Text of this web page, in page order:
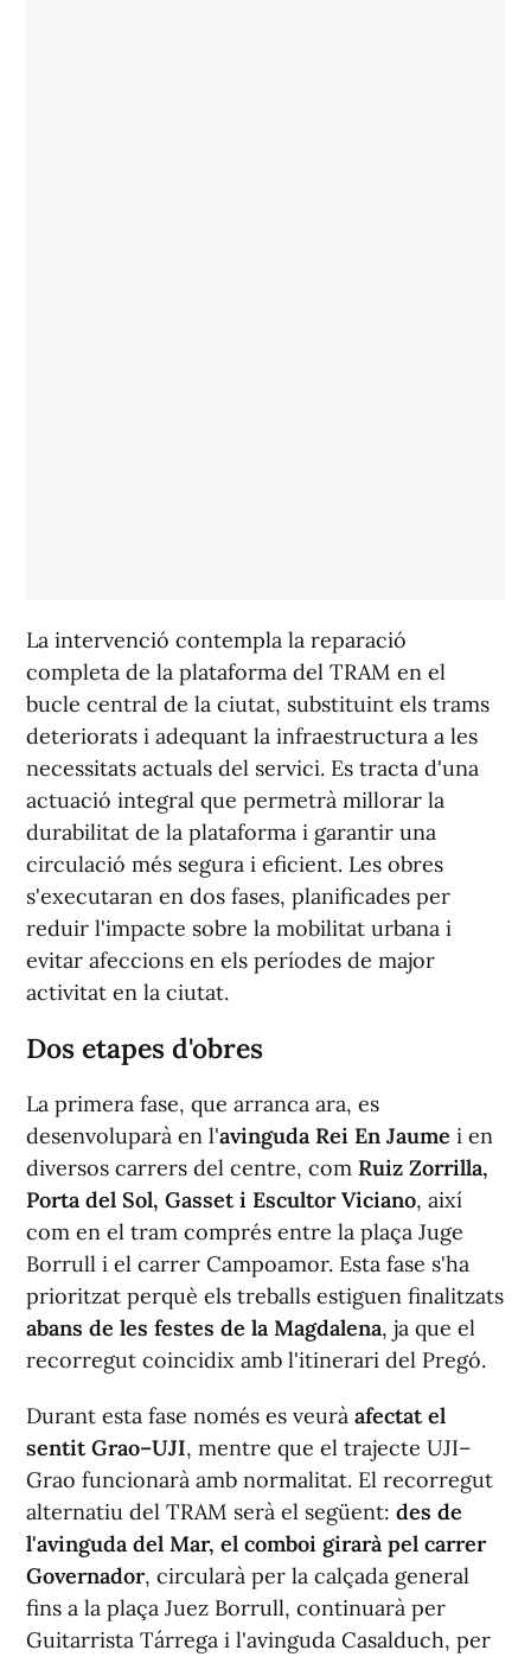
La intervenció contempla la reparació
completa de la plataforma del TRAM en el
bucle central de la ciutat, substituint els trams
deteriorats i adequant la infraestructura a les
necessitats actuals del servici. Es tracta d'una
actuació integral que permetrà millorar la
durabilitat de la plataforma i garantir una
circulació més segura i eficient. Les obres
s'executaran en dos fases, planificades per
reduir l'impacte sobre la mobilitat urbana i
evitar afeccions en els períodes de major
activitat en la ciutat.
Dos etapes d'obres
La primera fase, que arranca ara, es
desenvoluparà en l'avinguda Rei En Jaume i en
diversos carrers del centre, com Ruiz Zorrilla,
Porta del Sol, Gasset i Escultor Viciano, així
com en el tram comprés entre la plaça Juge
Borrull i el carrer Campoamor. Esta fase s'ha
prioritzat perquè els treballs estiguen finalitzats
abans de les festes de la Magdalena, ja que el
recorregut coincidix amb l'itinerari del Pregó.
Durant esta fase només es veurà afectat el
sentit Grao–UJI, mentre que el trajecte UJI–
Grao funcionarà amb normalitat. El recorregut
alternatiu del TRAM serà el següent: des de
l'avinguda del Mar, el comboi girarà pel carrer
Governador, circularà per la calçada general
fins a la plaça Juez Borrull, continuarà per
Guitarrista Tárrega i l'avinguda Casalduch, per